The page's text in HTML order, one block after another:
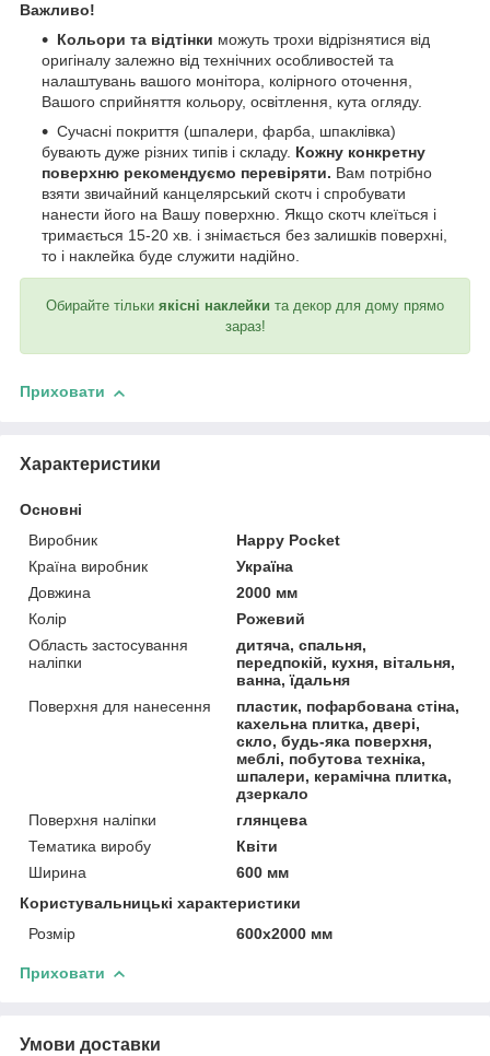
Важливо!
Кольори та відтінки можуть трохи відрізнятися від
оригіналу залежно від технічних особливостей та
налаштувань вашого монітора, колірного оточення,
Вашого сприйняття кольору, освітлення, кута огляду.
Сучасні покриття (шпалери, фарба, шпаклівка)
бувають дуже різних типів і складу. Кожну конкретну
поверхню рекомендуємо перевіряти. Вам потрібно
взяти звичайний канцелярський скотч і спробувати
нанести його на Вашу поверхню. Якщо скотч клеїться і
тримається 15-20 хв. і знімається без залишків поверхні,
то і наклейка буде служити надійно.
Обирайте тільки якісні наклейки та декор для дому прямо
зараз!
Приховати
Характеристики
Основні
Виробник
Happy Pocket
Країна виробник
Україна
Довжина
2000 мм
Колір
Рожевий
Область застосування
наліпки
дитяча, спальня,
передпокій, кухня, вітальня,
ванна, їдальня
Поверхня для нанесення
пластик, пофарбована стіна,
кахельна плитка, двері,
скло, будь-яка поверхня,
меблі, побутова техніка,
шпалери, керамічна плитка,
дзеркало
Поверхня наліпки
глянцева
Тематика виробу
Квіти
Ширина
600 мм
Користувальницькі характеристики
Розмір
600х2000 мм
Приховати
Умови доставки